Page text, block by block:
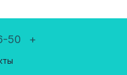
50 +